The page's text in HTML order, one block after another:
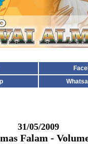
31/05/2009
Falam -